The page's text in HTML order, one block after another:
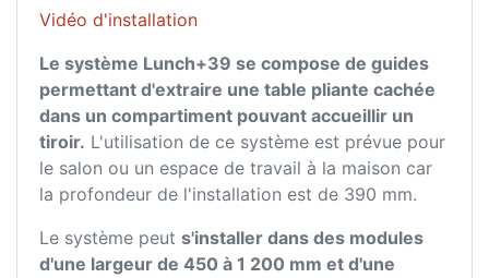
Vidéo d'installation
Le système Lunch+39 se compose de guides
permettant d'extraire une table pliante cachée
dans un compartiment pouvant accueillir un
tiroir. L'utilisation de ce système est prévue pour
le salon ou un espace de travail à la maison car
la profondeur de l'installation est de 390 mm.
Le système peut s'installer dans des modules
d'une largeur de 450 à 1 200 mm et d'une